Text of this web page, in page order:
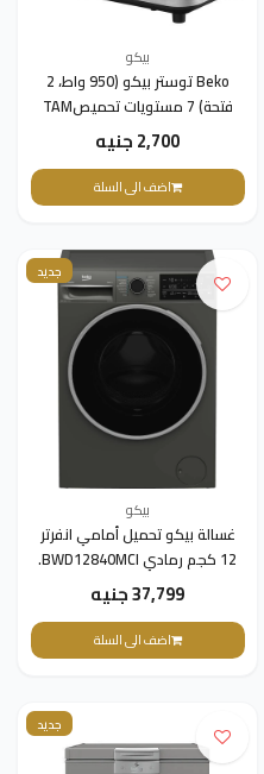
بيكو
Beko توستر بيكو (950 واط، 2
فتحة) 7 مستويات تحميصTAM
7321 I2,700 جنيه
اضف الى السلة
جديد
بيكو
غسالة بيكو تحميل أمامي انفرتر
12 كجم رمادي BWD12840MCI.
37,799 جنيه
اضف الى السلة
جديد